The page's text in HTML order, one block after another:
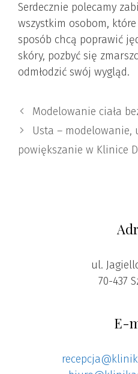
Serdecznie polecamy
wszystkim osobom,
sposób chcą poprawić
skóry, pozbyć się
odmłodzić swój wygląd.
Modelowanie ciała
Usta – modelowanie,
powiększanie w Klinice
ul.
70-437
E-